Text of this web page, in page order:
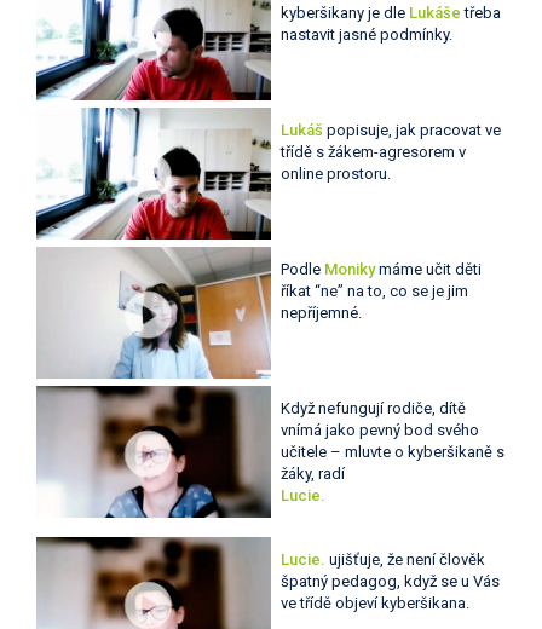
kyberšikany je dleLukášetřeba
nastavit jasné podmínky.
Lukáš popisuje, jak pracovat ve
třídě s žákem-agresorem v
online prostoru.
Podle Monikymáme učit děti
říkat “ne” na to, co se je jim
nepříjemné.
Když nefungují rodiče, dítě
vnímá jako pevný bod svého
učitele – mluvte o kyberšikaně s
žáky, radí
Lucie.
Lucie. ujišťuje, že není člověk
špatný pedagog, když se u Vás
ve třídě objeví kyberšikana.